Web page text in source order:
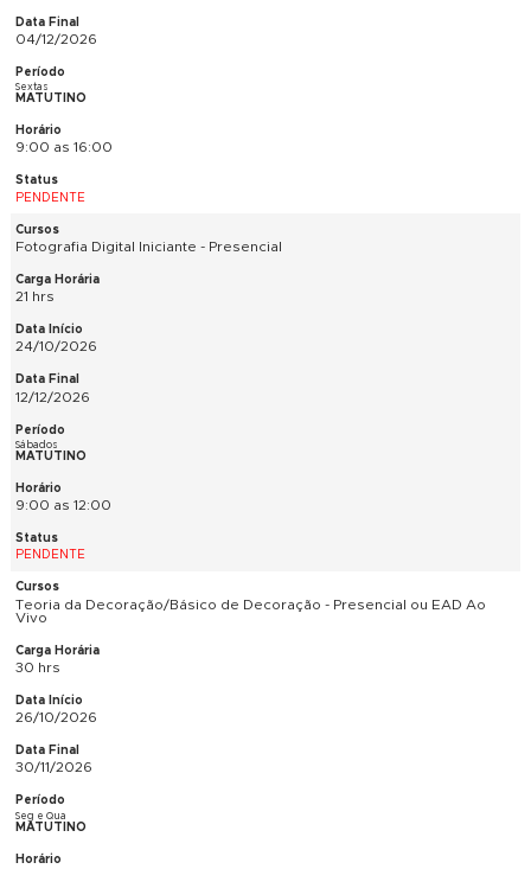
10/11/2026
Ter e Qui
VESPERTINO
14:00 as 17:00
PENDENTE
História da Arte - Presencial e EAD Ao Vivo
13/10/2026
08/12/2026
Ter e Qui
MATUTINO
9:00 as 12:00
PENDENTE
14/10/2026
11/11/2026